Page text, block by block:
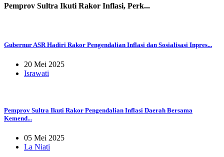
Pemprov Sultra Ikuti Rakor Inflasi, Perk...
Gubernur ASR Hadiri Rakor Pengendalian Inflasi dan Sosialisasi Inpres...
20 Mei 2025
Israwati
Pemprov Sultra Ikuti Rakor Pengendalian Inflasi Daerah Bersama
Kemend...
05 Mei 2025
La Niati